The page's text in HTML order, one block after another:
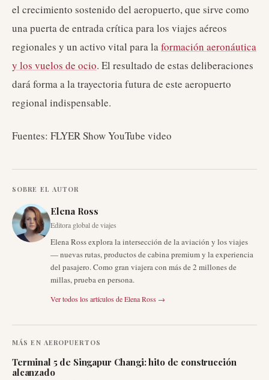
el crecimiento sostenido del aeropuerto, que sirve como
una puerta de entrada crítica para los viajes aéreos
regionales y un activo vital para laformación aeronáutica
y los vuelos de ocio. El resultado de estas deliberaciones
dará forma a la trayectoria futura de este aeropuerto
regional indispensable.
Fuentes: FLYER Show YouTube video
SOBRE EL AUTOR
Elena Ross
Editora global de viajes
Elena Ross explora la intersección de la aviación y los viajes
— nuevas rutas, productos de cabina premium y la experiencia
del pasajero. Como gran viajera con más de 2 millones de
millas, prueba en persona.
Ver todos los artículos deElena Ross →
MÁS EN AEROPUERTOS
Terminal 5 de Singapur Changi: hito de construcción
alcanzado